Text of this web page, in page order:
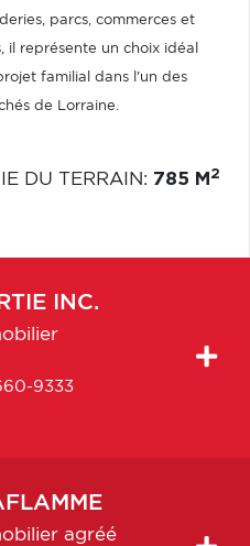
parcs, commerces et
il représente un choix idéal
familial dans l'un des
de Lorraine.
DU TERRAIN: 785 M 2
INC.
9333
agréé